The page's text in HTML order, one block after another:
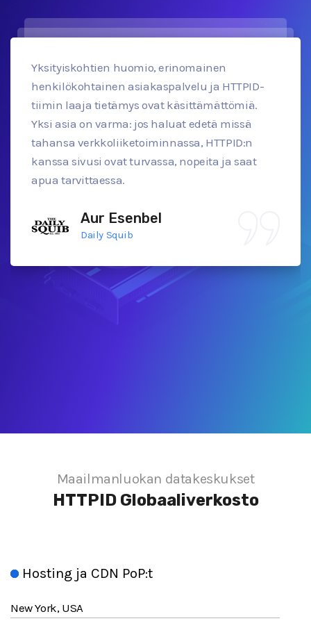
Yksityiskohtien huomio, erinomainen
henkilökohtainen asiakaspalvelu ja HTTPID-
tiimin laaja tietämys ovat käsittämättömiä.
Yksi asia on varma: jos haluat edetä missä
tahansa verkkoliiketoiminnassa, HTTPID:n
kanssa sivusi ovat turvassa, nopeita ja saat
apua tarvittaessa.
Aur Esenbel
Daily Squib
Maailmanluokan datakeskukset
HTTPID Globaaliverkosto
Hosting ja CDN PoP:t
New York, USA